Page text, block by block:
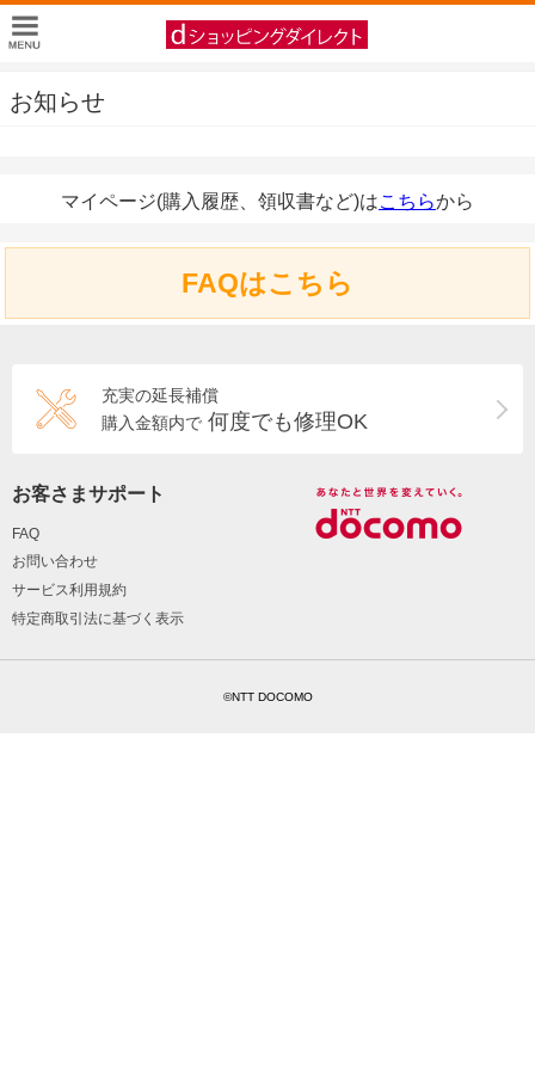
お知らせ
マイページ(購入履歴、領収書など)はこちらから
FAQはこちら
充実の延長補償
購入金額内で 何度でも修理OK
お客さまサポート
FAQ
お問い合わせ
サービス利用規約
特定商取引法に基づく表示
©NTT DOCOMO